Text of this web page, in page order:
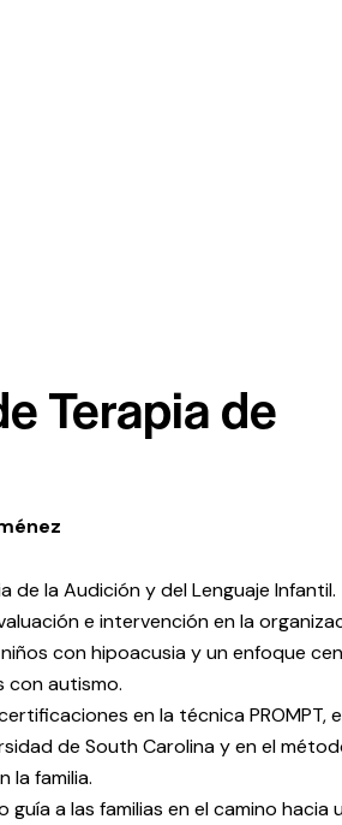
Terapia de
de la Audición y del Lenguaje Infantil.
e intervención en la
con hipoacusia y un enfoque
con autismo.
en la técnica PROMPT,
de South Carolina y en el
la familia.
a las familias en el camino hacia